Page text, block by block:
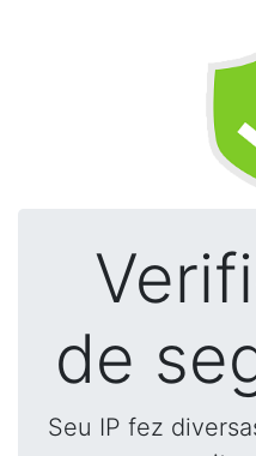
de
Seu IP fez